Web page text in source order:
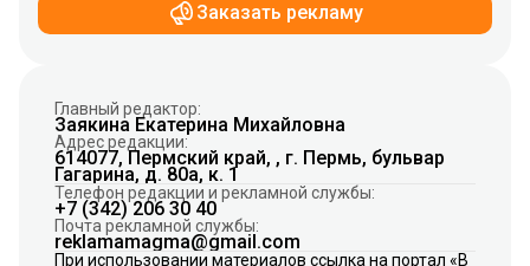
Заказать рекламу
Главный редактор:
Заякина Екатерина Михайловна
Адрес редакции:
614077, Пермский край, , г. Пермь, бульвар
Гагарина, д. 80а, к. 1
Телефон редакции и рекламной службы:
+7 (342) 206 30 40
Почта рекламной службы:
reklamamagma@gmail.com
При использовании материалов ссылка на портал «В